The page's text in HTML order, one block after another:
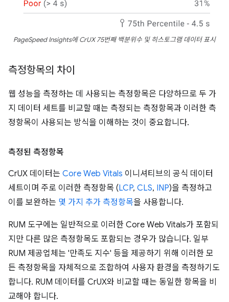
PageSpeed Insights에 CrUX 75번째 백분위수 및 히스토그램 데이터 표시
측정항목의 차이
웹 성능을 측정하는 데 사용되는 측정항목은 다양하므로 두 가
지 데이터 세트를 비교할 때는 측정되는 측정항목과 이러한 측
정항목이 사용되는 방식을 이해하는 것이 중요합니다.
측정된 측정항목
CrUX 데이터는 Core Web Vitals 이니셔티브의 공식 데이터
세트이며 주로 이러한 측정항목 (LCP, CLS, INP)을 측정하고
이를 보완하는 몇 가지 추가 측정항목을 사용합니다.
RUM 도구에는 일반적으로 이러한 Core Web Vitals가 포함되
지만 다른 많은 측정항목도 포함되는 경우가 많습니다. 일부
RUM 제공업체는 '만족도 지수' 등을 제공하기 위해 이러한 모
든 측정항목을 자체적으로 조합하여 사용자 환경을 측정하기도
합니다. RUM 데이터를 CrUX와 비교할 때는 동일한 항목을 비
교해야 합니다.